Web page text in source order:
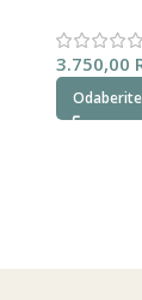
3.750,00